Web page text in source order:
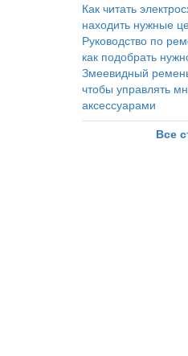
Как читать
находить нужные
Руководство по
как подобрать
Змеевидный
чтобы управлять
аксессуарами
Все